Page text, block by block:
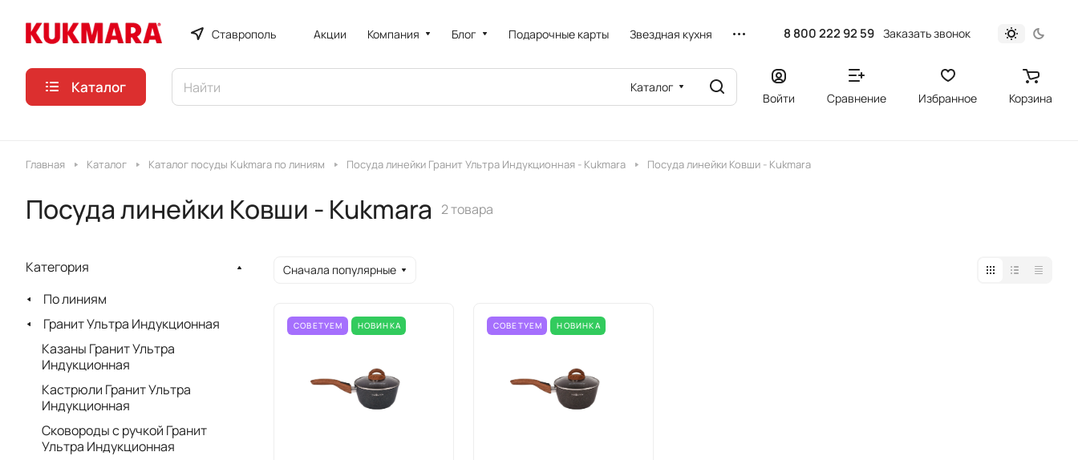
Ставрополь Акции Компания Блог Подарочные карты Звездная кухня 8 800 222 92 59 Заказать звонок
Каталог Каталог
Войти Сравнение Избранное Корзина
Главная Каталог Каталог посуды Kukmara по линиям Посуда линейки Гранит Ультра Индукционная - Kukmara Посуда линейки Ковши - Kukmara
Посуда линейки Ковши - Kukmara 2 товара
Сначала популярные
СОВЕТУЕМ НОВИНКА СОВЕТУЕМ НОВИНКА
Категория
По линиям
Гранит Ультра Индукционная
Казаны Гранит Ультра
Индукционная
Кастрюли Гранит Ультра
Индукционная
Сковороды с ручкой Гранит
Ультра Индукционная